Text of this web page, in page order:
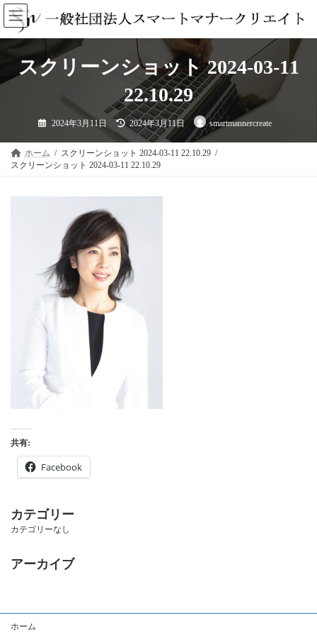
コ
ン
テ
ス
ナ
ビ
ゲ
ン
スクリーンショット 2024-03-11
22.10.29
2024年3月11日
最
終
更
新
日
時
:
2024年3月11日 smartmannercreate
ホーム
スクリーンショット 2024-03-11 22.10.29
スクリーンショット 2024-03-11 22.10.29
共有:
Facebook
カテゴリー
カテゴリーなし
アーカイブ
ホーム